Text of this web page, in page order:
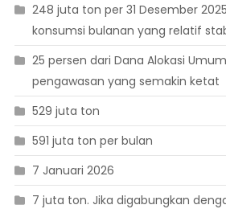
248 juta ton per 31 Desember
konsumsi bulanan yang relatif
25 persen dari Dana Alokasi
pengawasan yang semakin ketat
529 juta ton
591 juta ton per bulan
7 Januari 2026
7 juta ton. Jika digabungkan